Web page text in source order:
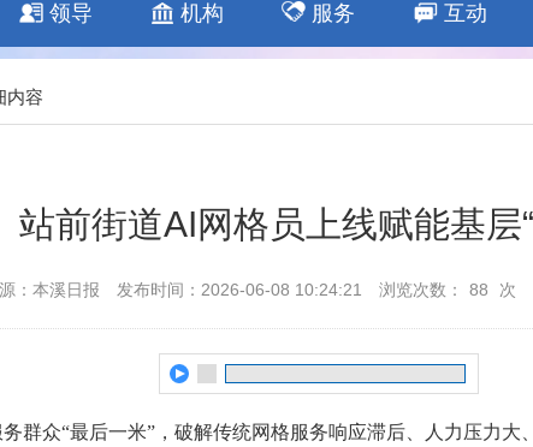
领导 机构 服务 互动
内容
站前街道AI网格员上线赋能基层
：本溪日报 发布时间：2026-06-08 10:24:21 浏览次数： 88 次
群众“最后一米”，破解传统网格服务响应滞后、人力压力